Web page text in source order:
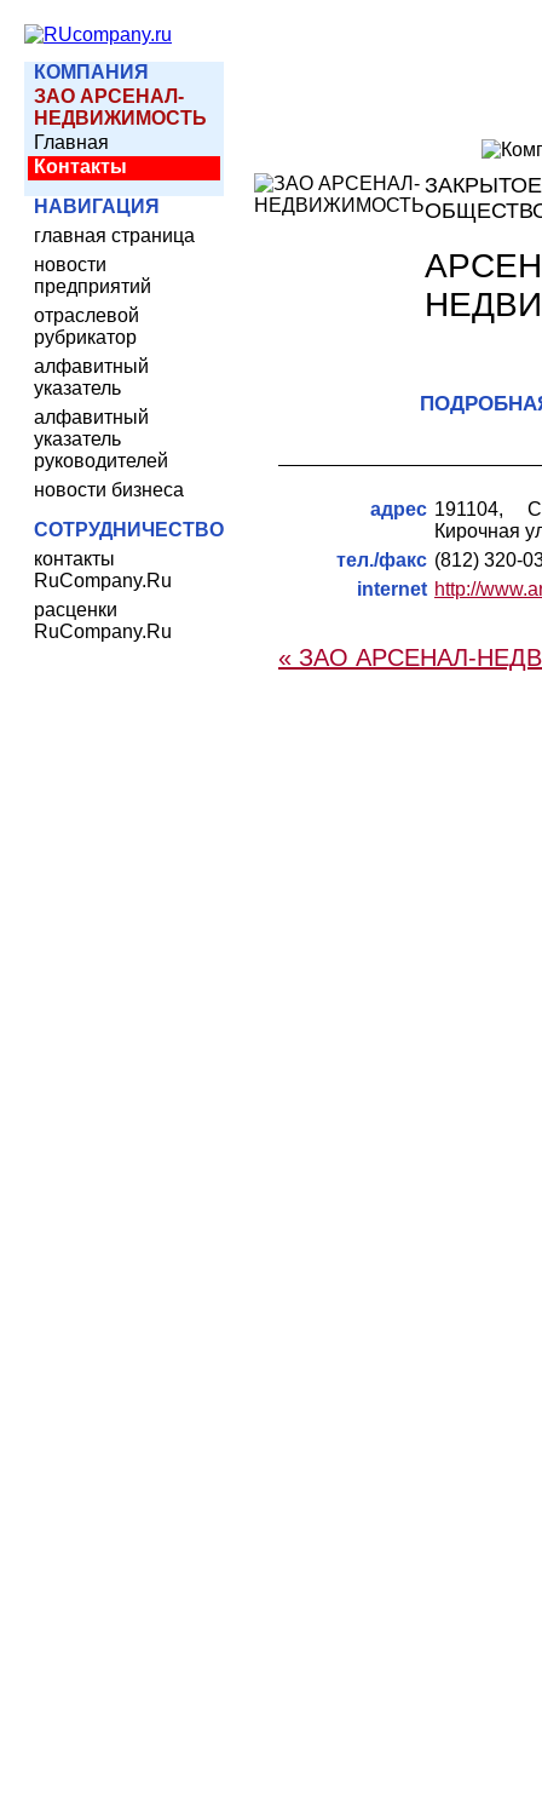
КОМПАНИЯ
ЗАО АРСЕНАЛ-
НЕДВИЖИМОСТЬ
Главная
Контакты
НАВИГАЦИЯ
главная страница
новости
предприятий
отраслевой
рубрикатор
алфавитный
указатель
алфавитный
указатель
руководителей
новости бизнеса
СОТРУДНИЧЕСТВО
контакты
RuCompany.Ru
расценки
RuCompany.Ru
адрес 191104,
Кирочная
тел./факс (812) 320-
internet http://
« ЗАО АРСЕНАЛ-